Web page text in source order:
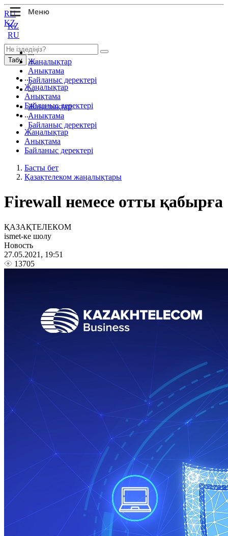
KZ
RU
...
Жаңалықтар
Анықтама
Байланыс деректері
...
Жаңалықтар
Анықтама
Байланыс деректері
RU
KZ
Табу
...
Жаңалықтар
Анықтама
Байланыс деректері
...
Жаңалықтар
Анықтама
Байланыс деректері
Басты бет
Қазақтелеком жаңалықтары
Firewall немесе отты қабырға
ҚАЗАҚТЕЛЕКОМ
ismet-ке шолу
Новость
27.05.2021, 19:51
13705